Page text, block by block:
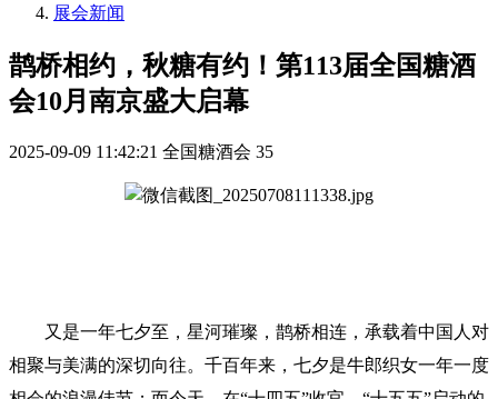
展会新闻
鹊桥相约，秋糖有约！第113届全国糖酒
会10月南京盛大启幕
2025-09-09 11:42:21 全国糖酒会 35
又是一年七夕至，星河璀璨，鹊桥相连，承载着中国人对
相聚与美满的深切向往。千百年来，七夕是牛郎织女一年一度